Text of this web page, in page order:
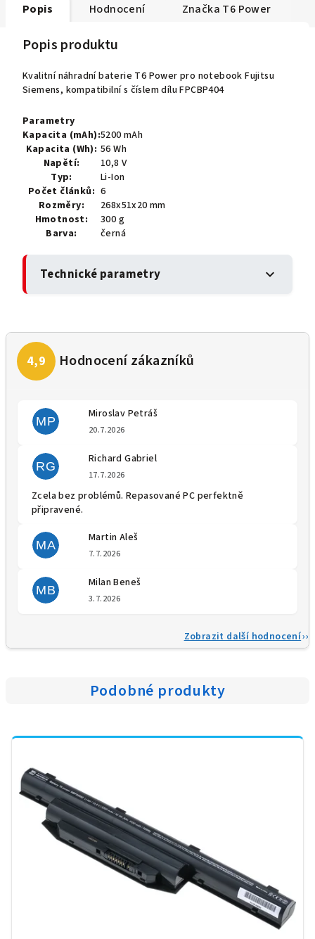
Popis Hodnocení Značka T6 Power
Popis produktu
Kvalitní náhradní baterie T6 Power pro notebook Fujitsu
Siemens, kompatibilní s číslem dílu FPCBP404
Parametry
Kapacita (mAh):5200 mAh
Kapacita (Wh): 56 Wh
Napětí:
10,8 V
Typ:
Li-Ion
Počet článků: 6
Rozměry:
268x51x20 mm
Hmotnost:
300 g
Barva:
černá
Technické parametry expand_more
MP
Miroslav Petráš
20.7.2026
RG
Richard Gabriel
17.7.2026
Zcela bez problémů. Repasované PC perfektně
připravené.
MA
Martin Aleš
7.7.2026
MB
Milan Beneš
3.7.2026
Zobrazit další hodnocení
Podobné produkty